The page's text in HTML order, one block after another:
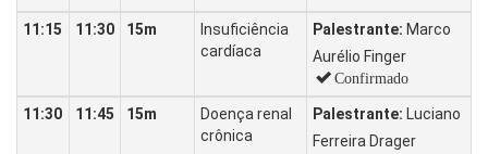
11:15 11:30 15m
Insuficiência
cardíaca
Palestrante: Marco
Aurélio Finger
Confirmado
11:30 11:45 15m
Doença renal
crônica
Palestrante: Luciano
Ferreira Drager